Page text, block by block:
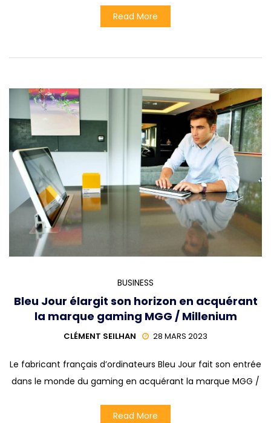
Read More
BUSINESS
Bleu Jour élargit son horizon en acquérant
la marque gaming MGG / Millenium
CLÉMENT SEILHAN 28 MARS 2023
Le fabricant français d’ordinateurs Bleu Jour fait son entrée
dans le monde du gaming en acquérant la marque MGG /
Read More